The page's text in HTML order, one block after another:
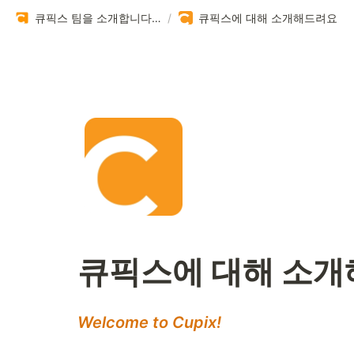
큐픽스 팀을 소개합니다 🏗️ / 큐픽스에 대해 소개해드려요
큐픽스에 대해 소
Welcome to Cupix!